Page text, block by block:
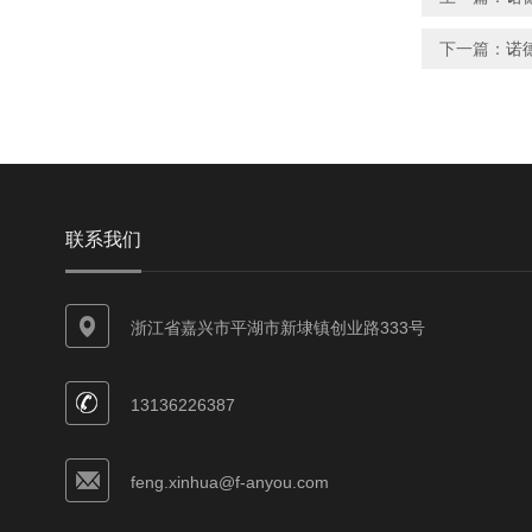
下一篇： 诺
联系我们
浙江省嘉兴市平湖市新埭镇创业路333号
13136226387
feng.xinhua@f-anyou.com